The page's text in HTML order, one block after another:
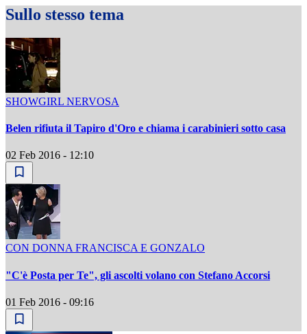
Sullo stesso tema
SHOWGIRL NERVOSA
Belen rifiuta il Tapiro d'Oro e chiama i carabinieri sotto casa
02 Feb 2016 - 12:10
CON DONNA FRANCISCA E GONZALO
"C'è Posta per Te", gli ascolti volano con Stefano Accorsi
01 Feb 2016 - 09:16